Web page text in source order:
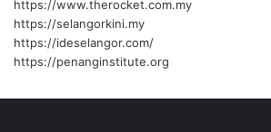
p
e
l
https://www.therocket.com.my
https://selangorkini.my
https://ideselangor.com/
https://penanginstitute.org